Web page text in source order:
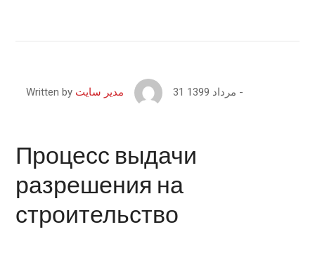
Written by مدیر سایت 31 مرداد 1399
Процесс выдачи
разрешения на
строительство